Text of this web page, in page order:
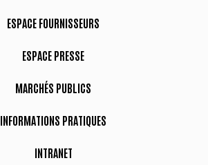
ESPACE FOURNISSEURS
ESPACE PRESSE
MARCHÉS PUBLICS
INFORMATIONS PRATIQUES
INTRANET